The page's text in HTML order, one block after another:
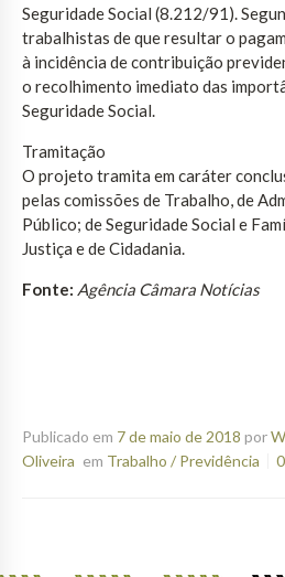
Seguridade Social (8.212/91).
trabalhistas de que resultar o
à incidência de contribuição
o recolhimento imediato das
Seguridade Social.
Tramitação
O projeto tramita em caráter
pelas comissões de Trabalho, de
Público; de Seguridade Social e
Justiça e de Cidadania.
Fonte: Agência Câmara Notícias
Publicado em 7 de maio de 2018 por
Oliveira em Trabalho / Previdência